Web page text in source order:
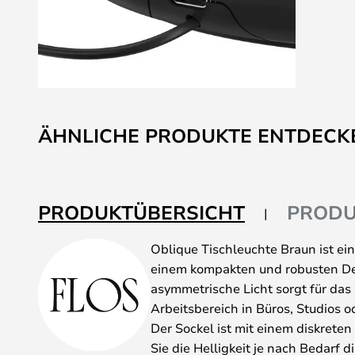
Anfang
der
ÄHNLICHE PRODUKTE
PRODUKTÜBERSICHT
Oblique Tischleuchte Braun ist
einem kompakten und robusten
asymmetrische Licht sorgt für
Arbeitsbereich in Büros, Studios
Der Sockel ist mit einem
Sie die Helligkeit je nach Bedarf